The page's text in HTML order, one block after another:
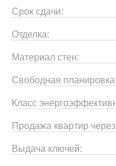
Срок сдачи:
Отделка:
Материал стен:
Свободная планировка:
Класс
Продажа квартир через
Выдача ключей: